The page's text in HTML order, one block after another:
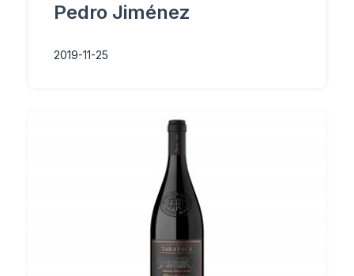
Pedro Jiménez
2019-11-25